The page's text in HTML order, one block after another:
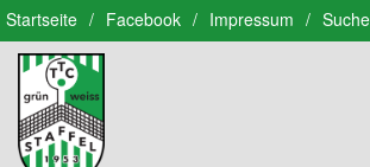
Startseite / Facebook / Impressum / Suche